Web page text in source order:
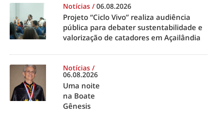
Notícias /06.08.2026
Projeto “Ciclo Vivo” realiza audiência
pública para debater sustentabilidade e
valorização de catadores em Açailândia
Notícias /
06.08.2026
Uma noite
na Boate
Gênesis